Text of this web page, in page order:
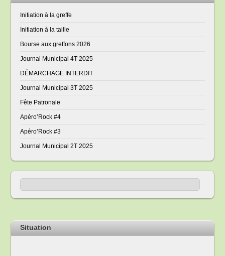
Initiation à la greffe
Initiation à la taille
Bourse aux greffons 2026
Journal Municipal 4T 2025
DÉMARCHAGE INTERDIT
Journal Municipal 3T 2025
Fête Patronale
Apéro’Rock #4
Apéro’Rock #3
Journal Municipal 2T 2025
Situation